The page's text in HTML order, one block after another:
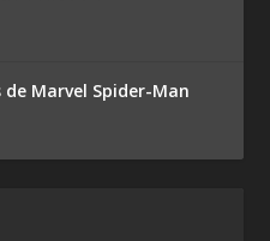
Marvel Spider-Man